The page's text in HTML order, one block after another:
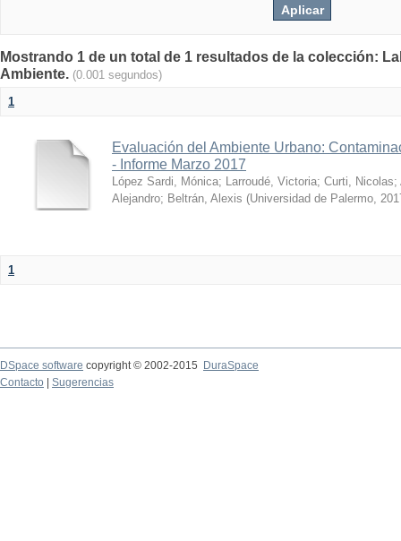
Mostrando 1 de un total de 1 resultados de la colección:
Ambiente. (0.001 segundos)
1
Evaluación del Ambiente Urbano:
- Informe Marzo 2017
López Sardi, Mónica; Larroudé, Victoria; Curti, Nicolas;
Alejandro; Beltrán, Alexis (Universidad de Palermo,
1
DSpace software copyright © 2002-2015
DuraSpace
Contacto
Sugerencias